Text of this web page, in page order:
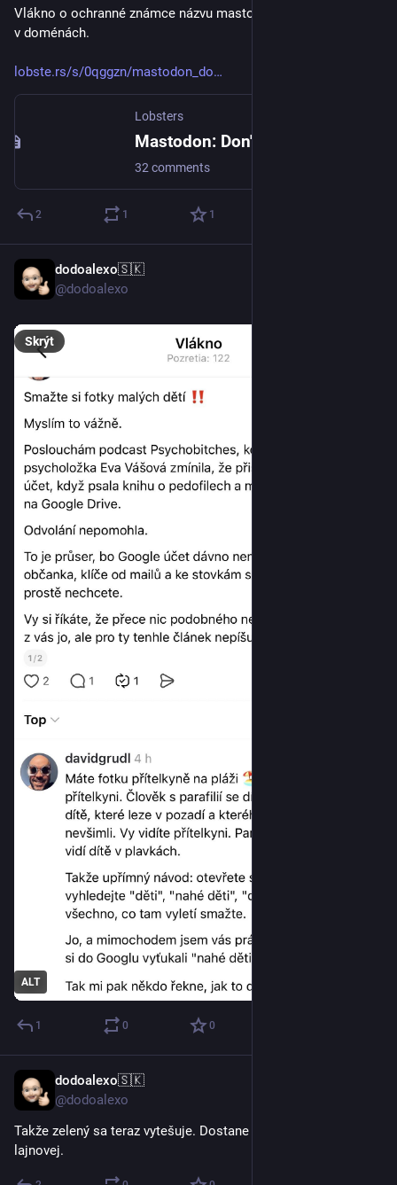
Vlákno o ochranné známce názvu mastodon a o její používání
v doménách.
lobste.rs/s/0qggzn/mastodon_do
Lobsters
32 comments
2 1 1
dodoalexo🇸🇰
@dodoalexo
ALT
Skrýt
1 0 0
dodoalexo🇸🇰
@dodoalexo
Takže zelený sa teraz vytešuje. Dostane chechtáky od
lajnovej.